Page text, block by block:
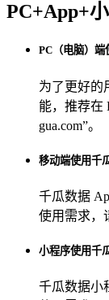
PC+App+
PC（电脑）端
为了更好的
能，推荐在
gua.com”。
移动端使用千
千瓜数据
使用需求，
小程序使用千
千瓜数据小